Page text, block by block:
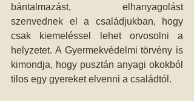
bántalmazást, elhanyagolást
szenvednek el a családjukban, hogy
csak kiemeléssel lehet orvosolni a
helyzetet. A Gyermekvédelmi törvény is
kimondja, hogy pusztán anyagi okokból
tilos egy gyereket elvenni a családtól.